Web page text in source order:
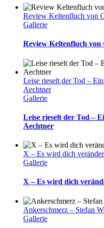
Review Keltenfluch von
Gallerie
Review Keltenfluch
Leise rieselt der Tod –
Aechtner
Gallerie
Leise rieselt der Tod –
Aechtner
X – Es wird dich
Gallerie
X – Es wird dich
Ankerschmerz – Stefan
Gallerie